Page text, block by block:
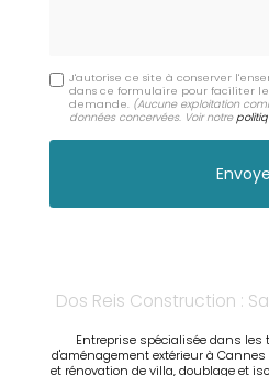
J'autorise ce site à conserver
dans ce formulaire pour faciliter
demande. (Aucune exploitation
données concervées. Voir notre
Dos Reis Construction :
Entreprise spécialisée dans les
d'aménagement extérieur à Cannes
et rénovation de villa, doublage et